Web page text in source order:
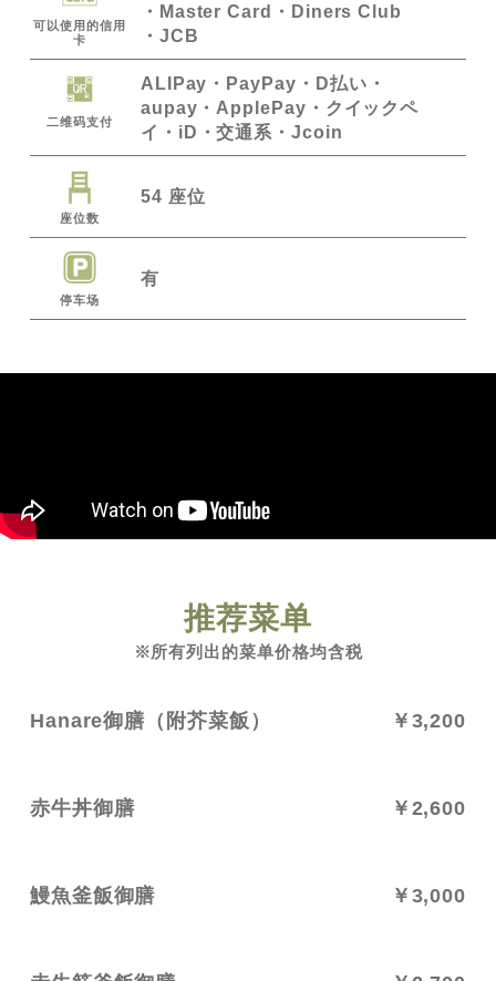
可以使用的信用
卡
Master Card
Diners Club
JCB
二维码支付
ALIPay PayPay D払い ・
aupay・ApplePay・クイックペ
イ・iD・交通系・Jcoin
座位数
54 座位
停车场
有
推荐菜单
※所有列出的菜单价格均含税
Hanare御膳（附芥菜飯） ￥3,200
赤牛丼御膳 ￥2,600
鰻魚釜飯御膳 ￥3,000